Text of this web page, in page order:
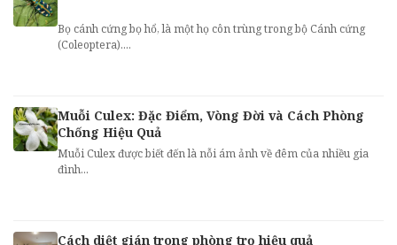
Bọ cánh cứng bọ hổ, là một họ côn trùng trong bộ Cánh cứng
(Coleoptera)....
Muỗi Culex: Đặc Điểm, Vòng Đời và Cách Phòng
Chống Hiệu Quả
Muỗi Culex được biết đến là nỗi ám ảnh về đêm của nhiều gia
đình...
Cách diệt gián trong phòng trọ hiệu quả